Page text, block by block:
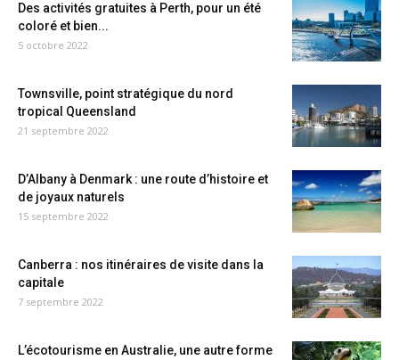
Des activités gratuites à Perth, pour un été
coloré et bien...
5 octobre 2022
Townsville, point stratégique du nord
tropical Queensland
21 septembre 2022
D’Albany à Denmark : une route d’histoire et
de joyaux naturels
15 septembre 2022
Canberra : nos itinéraires de visite dans la
capitale
7 septembre 2022
L’écotourisme en Australie, une autre forme